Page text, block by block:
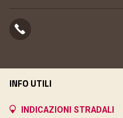
INFO UTILI
INDICAZIONI STRADALI